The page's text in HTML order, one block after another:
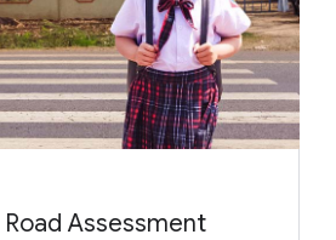
Assessment